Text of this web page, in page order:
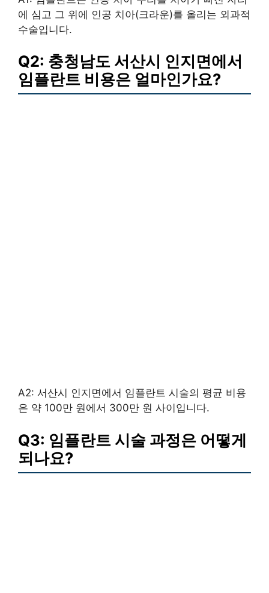
에 심고 그 위에 인공 치아(크라운)를 올리는 외과적
수술입니다.
Q2: 충청남도 서산시 인지면에서
임플란트 비용은 얼마인가요?
A2: 서산시 인지면에서 임플란트 시술의 평균 비용
은 약 100만 원에서 300만 원 사이입니다.
Q3: 임플란트 시술 과정은 어떻게
되나요?